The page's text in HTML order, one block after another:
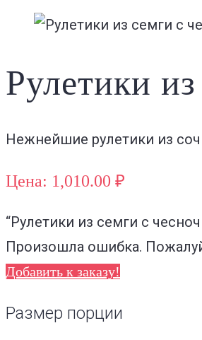
Рулетики
Нежнейшие рулетики из
Цена: 1,010.00 ₽
“Рулетики из семги с
Произошла ошибка.
Добавить к заказу!
Размер порции